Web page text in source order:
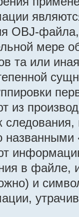
OBJ-
мере
та или
из
названными
в файле,
и